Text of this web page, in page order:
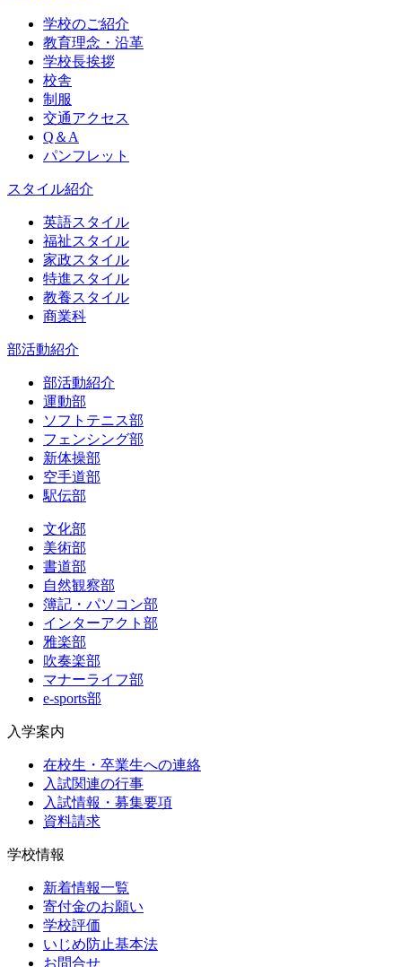
学校のご紹介
教育理念・沿革
学校長挨拶
校舎
制服
交通アクセス
Q＆A
パンフレット
スタイル紹介
英語スタイル
福祉スタイル
家政スタイル
特進スタイル
教養スタイル
商業科
部活動紹介
部活動紹介
運動部
ソフトテニス部
フェンシング部
新体操部
空手道部
駅伝部
文化部
美術部
書道部
自然観察部
簿記・パソコン部
インターアクト部
雅楽部
吹奏楽部
マナーライフ部
e-sports部
入学案内
在校生・卒業生への連絡
入試関連の行事
入試情報・募集要項
資料請求
学校情報
新着情報一覧
寄付金のお願い
学校評価
いじめ防止基本法
お問合せ